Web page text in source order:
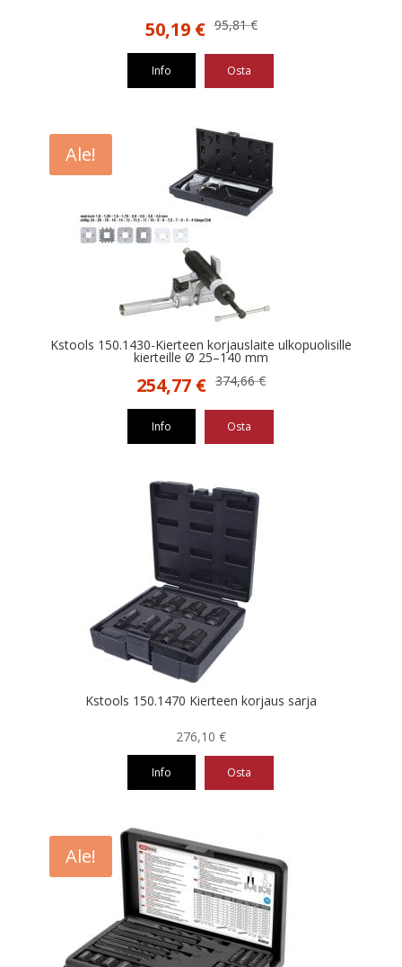
95,81€
Alkuperäinen
95,81 €.
50,19 €Nykyinen
50,19 €.
Info Osta
Ale!
Kstools 150.1430-Kierteen korjauslaite ulkopuolisille
kierteille Ø 25–140 mm
374,66€
Alkuperäinen
374,66 €.
254,77 €Nykyinen
254,77 €.
Info Osta
Kstools 150.1470 Kierteen korjaus sarja
276,10 €
Info Osta
Ale!